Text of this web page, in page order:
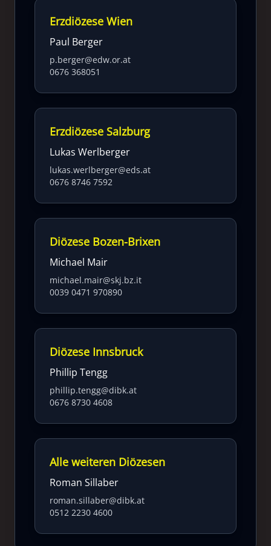
Erzdiözese Wien
Paul Berger
p.berger@edw.or.at
0676 368051
Erzdiözese Salzburg
Lukas Werlberger
lukas.werlberger@eds.at
0676 8746 7592
Diözese Bozen-Brixen
Michael Mair
michael.mair@skj.bz.it
0039 0471 970890
Diözese Innsbruck
Phillip Tengg
phillip.tengg@dibk.at
0676 8730 4608
Alle weiteren Diözesen
Roman Sillaber
roman.sillaber@dibk.at
0512 2230 4600